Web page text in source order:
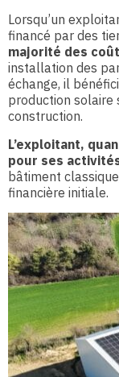
Lorsqu’un
financé par des
majorité des
installation des
échange, il
production solaire
construction.
L’exploitant,
pour ses
bâtiment
financière initiale.